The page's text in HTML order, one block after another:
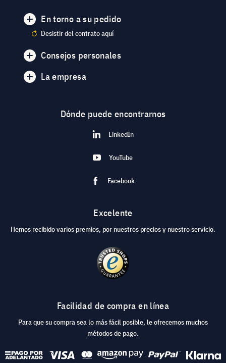
En torno a su pedido
Desistir del contrato aquí
Consejos personales
La empresa
Dónde puede encontrarnos
LinkedIn
YouTube
Facebook
Excelente
Hemos recibido varios premios, por nuestros precios y nuestro servicio.
Facilidad de compra en línea
Para que su compra sea lo más fácil posible, le ofrecemos muchos
métodos de pago.